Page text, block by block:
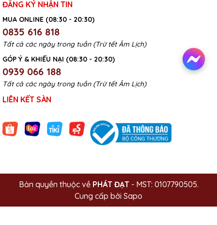
ĐĂNG KÝ NHẬN TIN
MUA ONLINE (08:30 - 20:30)
0835 616 818
Tất cả các ngày trong tuần (Trừ tết Âm Lịch)
GÓP Ý & KHIẾU NẠI (08:30 - 20:30)
0939 066 188
Tất cả các ngày trong tuần (Trừ tết Âm Lịch)
LIÊN KẾT SÀN
Bản quyền thuộc về PHÁT ĐẠT- MST: 0107790505.
Cung cấp bởi Sapo